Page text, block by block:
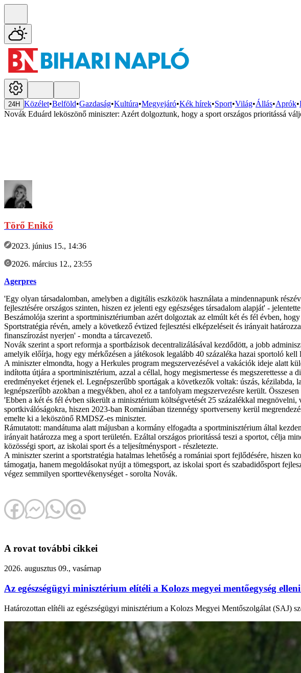
24H Közélet•Belföld•Gazdaság•Kultúra•Megyejáró•Kék hírek•Sport•Világ•Állás•Aprók•
Novák Eduárd leköszönő miniszter: Azért dolgoztunk, hogy a sport országos prioritássá
Törő Enikő
2023. június 15., 14:36
2026. március 12., 23:55
Agerpres
'Egy olyan társadalomban, amelyben a digitális eszközök használata a mindennapunk
fejlesztésére országos szinten, hiszen ez jelenti egy egészséges társadalom alapját' -
Beszámolója szerint a sportminisztériumban azért dolgoztak az elmúlt két és fél évben,
Sportstratégia révén, amely a következő évtized fejlesztési elképzeléseit és irányait
finanszírozást nyerjen' - mondta a tárcavezető.
Novák szerint a sport reformja a sportbázisok decentralizálásával kezdődött, a jobb
amelyik előírja, hogy egy mérkőzésen a játékosok legalább 40 százaléka hazai sportoló kell
A miniszter elmondta, hogy a Herkules program megszervezésével a vakációk ideje alatt
indította útjára a sportminisztérium, azzal a céllal, hogy megismertesse és megszerettesse
eredményeket érjenek el. Legnépszerűbb sportágak a következők voltak: úszás,
legnépszerűbb azokban a megyékben, ahol ez a tanfolyam megszervezésre került.
'Ebben a két és fél évben sikerült a minisztérium költségvetését 25 százalékkal
sportkiválóságokra, hiszen 2023-ban Romániában tizennégy sportverseny kerül
emelte ki a leköszönő RMDSZ-es miniszter.
Rámutatott: mandátuma alatt májusban a kormány elfogadta a sportminisztérium által
irányait határozza meg a sport területén. Ezáltal országos prioritássá teszi a sportot, célja
közösségi sport, az iskolai sport és a teljesítménysport - részletezte.
A miniszter szerint a sportstratégia hatalmas lehetőség a romániai sport fejlődésére,
támogatja, hanem megoldásokat nyújt a tömegsport, az iskolai sport és szabadidősport
végez semmilyen sporttevékenységet - sorolta Novák.
A rovat további cikkei
2026. augusztus 09., vasárnap
Az egészségügyi minisztérium elítéli a Kolozs megyei mentőegység
Határozottan elítéli az egészségügyi minisztérium a Kolozs Megyei Mentőszolgálat (SAJ)